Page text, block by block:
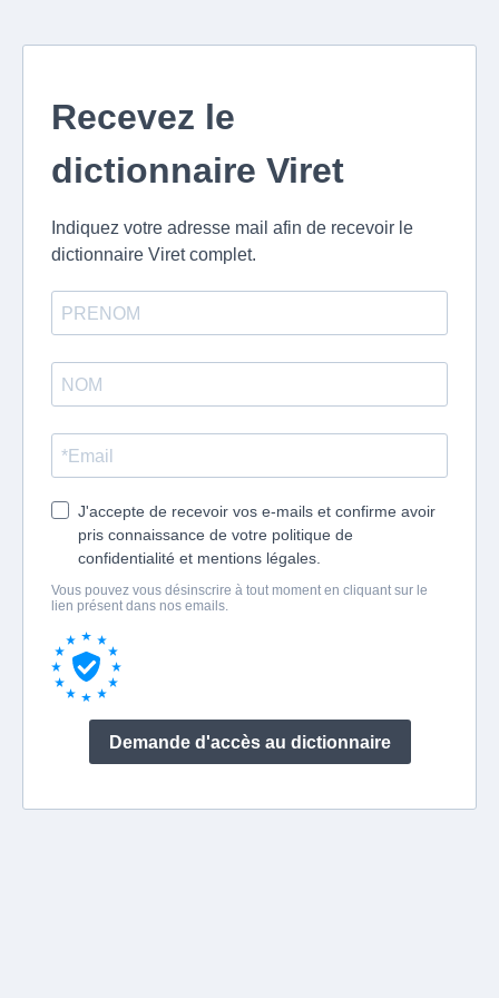
Recevez le
dictionnaire Viret
Indiquez votre adresse mail afin de recevoir le
dictionnaire Viret complet.
J'accepte de recevoir vos e-mails et confirme avoir
pris connaissance de votre politique de
confidentialité et mentions légales.
Vous pouvez vous désinscrire à tout moment en cliquant sur le
lien présent dans nos emails.
Demande d'accès au dictionnaire